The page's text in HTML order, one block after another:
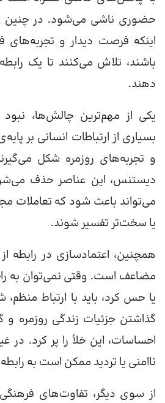
حضوری ناشی می‌شود. در چنین
اینکه فرصت دیدار و تجربه‌های
باشند، تلاش می‌کنند تا یک
دهند.
یکی از مهم‌ترین چالش‌ها،
بسیاری از ارتباطات انسانی بر
و تجربه‌های روزمره شکل
دیستنس، این عناصر حذف
می‌تواند باعث شود که تعاملات
یا سخت‌تر تفسیر شوند.
همچنین، اعتمادسازی در رابطه
مضاعف است. وقتی نمی‌توان به
یا حس کرد، باید با ارتباط
گذاشتن جزئیات زندگی روزمره و
احساسات، این خلأ را پر کرد.
ناامنی یا تردید ممکن است به
از سوی دیگر، تفاوت‌های